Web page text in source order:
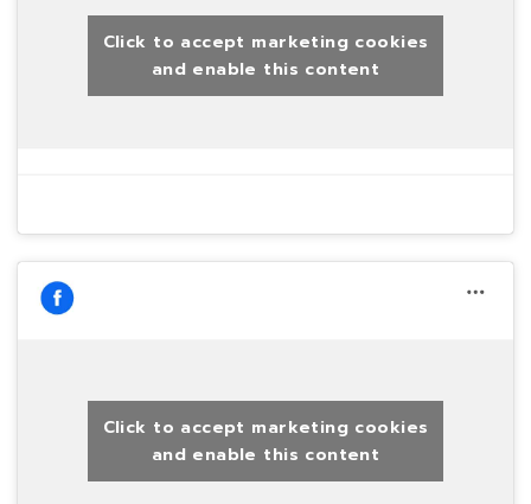
Click to accept marketing cookies
and enable this content
Click to accept marketing cookies
and enable this content